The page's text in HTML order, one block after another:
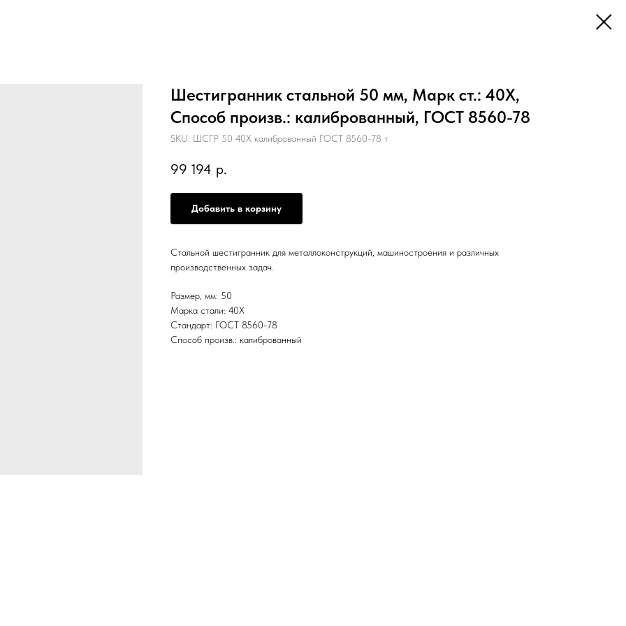
Шестигранник стальной 50 мм, Марк ст.: 40Х,
Способ произв.: калиброванный, ГОСТ 8560-78
SKU: ШСГР 50 40Х калиброванный ГОСТ 8560-78 т
99 194 р.
Добавить в корзину
Стальной шестигранник для металлоконструкций, машиностроения и различных
производственных задач.
Размер, мм: 50
Марка стали: 40Х
Стандарт: ГОСТ 8560-78
Способ произв.: калиброванный